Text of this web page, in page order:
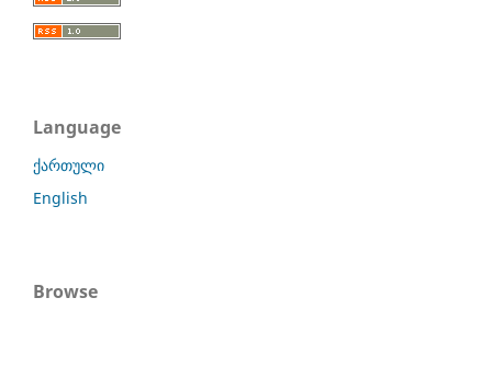
Language
ქართული
English
Browse